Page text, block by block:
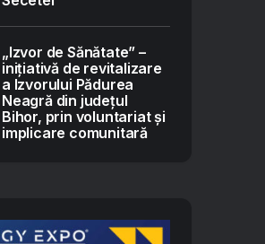
„Izvor de Sănătate” –
inițiativă de revitalizare
a Izvorului Pădurea
Neagră din județul
Bihor, prin voluntariat și
implicare comunitară